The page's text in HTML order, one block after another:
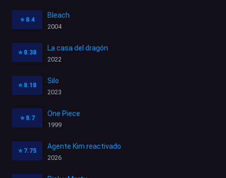
⭐ 8.4
Bleach
2004
⭐ 8.38
La casa del dragón
2022
⭐ 8.18
Silo
2023
⭐ 8.7
One Piece
1999
⭐ 7.75
Agente Kim reactivado
2026